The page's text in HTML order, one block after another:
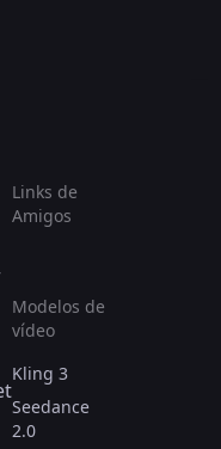
Links de
Amigos
Modelos de
vídeo
Kling 3
Seedance
2.0